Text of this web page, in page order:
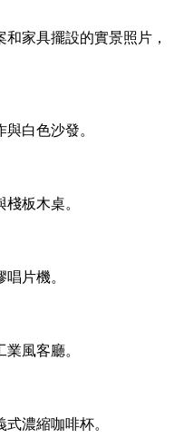
家具擺設的實景照片，
白色沙發。
板木桌。
片機。
風客廳。
濃縮咖啡杯。